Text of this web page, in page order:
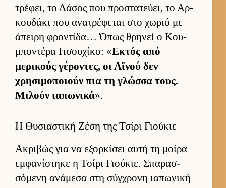
τρέφει, το Δάσος που προστατεύ­ει, το Αρ­
κου­δάκι που ανατρέφεται στο χωριό με
άπειρη φροντίδα… Όπως θρηνεί ο Κου­
μποντέρα Ιτσου­χίκο: «Εκτός από
μερικούς γέροντες, οι Αϊνού δεν
χρησιμοποιούν πια τη γλώσσα τους.
Μιλούν ια­πωνικά».
Η Θυσιαστική Ζέση της Τσίρι Γιούκιε
Ακριβώς για να εξορ­κίσει αυτή τη μοίρα
εμ­φανίστηκε η Τσίρι Γιού­κιε. Σπαρασ­
σόμενη ανάμεσα στη σύγ­χρονη ια­πωνική